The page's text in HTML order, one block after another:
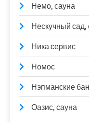
Немо, сауна
Нескучный сад,
Ника сервис
Номос
Нэпманские
Оазис, сауна